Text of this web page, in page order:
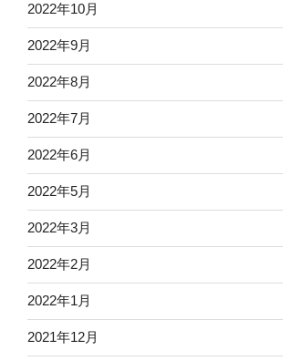
2022年10月
2022年9月
2022年8月
2022年7月
2022年6月
2022年5月
2022年3月
2022年2月
2022年1月
2021年12月